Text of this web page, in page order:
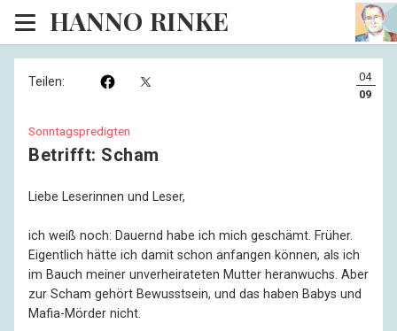
HANNO RINKE
Heim
EISINSEL
Sonntagspredigten
Lesesaal
Hörsaal
Kinosaal
Teilen:
04
09
Sonntagspredigten
Betrifft: Scham
Liebe Leserinnen und Leser,
ich weiß noch: Dauernd habe ich mich geschämt. Früher.
Eigentlich hätte ich damit schon anfangen können, als ich
im Bauch meiner unverheirateten Mutter heranwuchs. Aber
zur Scham gehört Bewusstsein, und das haben Babys und
Mafia-Mörder nicht.